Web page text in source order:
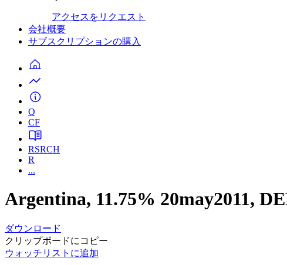
アクセスをリクエスト
会社概要
サブスクリプションの購入
Q
CF
RSRCH
R
...
Argentina, 11.75% 20may2011,
ダウンロード
クリップボードにコピー
ウォッチリストに追加